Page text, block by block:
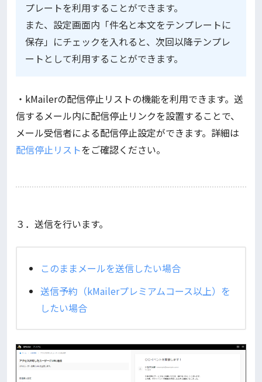
プレートを利用することができます。
また、設定画面内「件名と本文をテンプレートに
保存」にチェックを入れると、次回以降テンプレ
ートとして利用することができます。
・kMailerの配信停止リストの機能を利用できます。送
信するメール内に配信停止リンクを設置することで、
メール受信者による配信停止設定ができます。詳細は
配信停止リストをご確認ください。
３．送信を行います。
このままメールを送信したい場合
送信予約（kMailerプレミアムコース以上）を
したい場合